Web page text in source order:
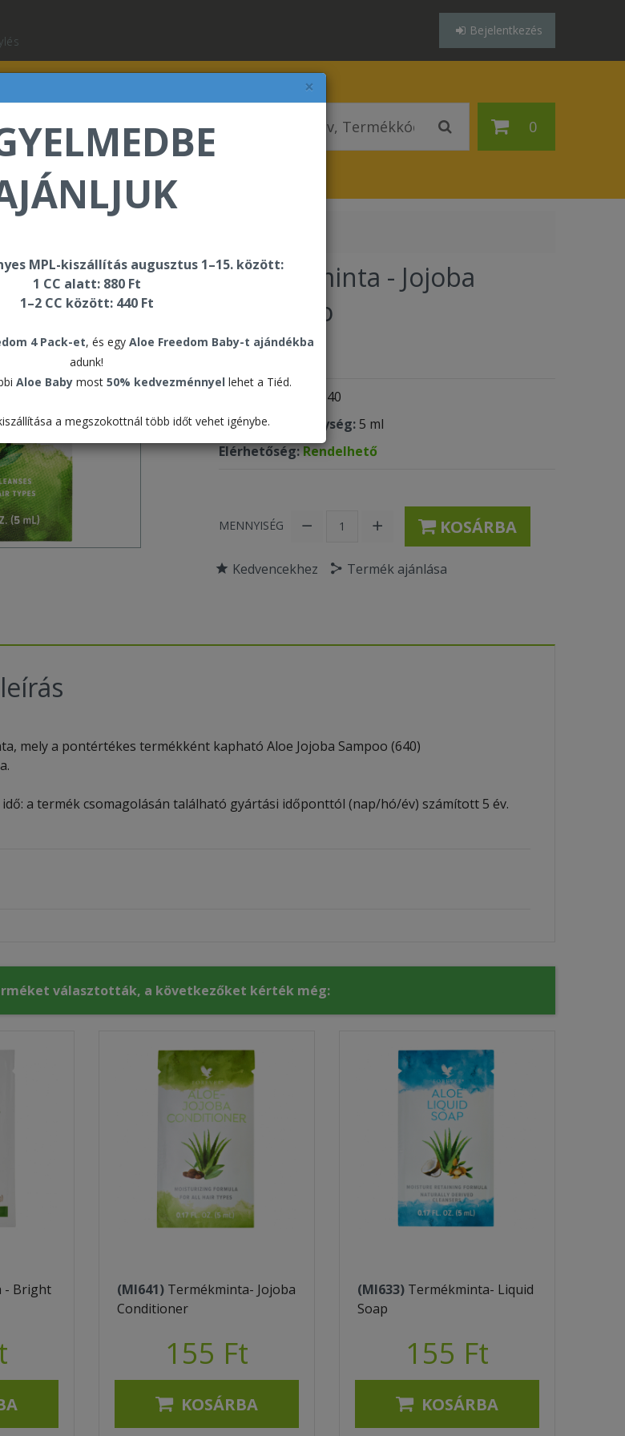
×
MPL-kiszállítás augusztus 1–15. között:
1 CC alatt: 880 Ft
1–2 CC között: 440 Ft
4 Pack-et, és egy Aloe Freedom Baby-t ajándékba
adunk!
Aloe Babymost 50% kedvezménnyel lehet a Tiéd.
a megszokottnál több időt vehet igénybe.
Bejelentkezés
0
Termékminta - Jojoba
Shampoo
155 Ft
MI640
Csomagolási egység: 5 ml
Elérhetőség:Rendelhető
MENNYISÉG KOSÁRBA
Kedvencekhez Termék ajánlása
mely a pontértékes termékként kapható Aloe Jojoba Sampoo (640)
a termék csomagolásán található gyártási időponttól (nap/hó/év) számított 5 év.
választották, a következőket kérték még:
- Bright
(MI641) Termékminta- Jojoba
Conditioner
155 Ft
KOSÁRBA
(MI633) Termékminta- Liquid
Soap
155 Ft
KOSÁRBA